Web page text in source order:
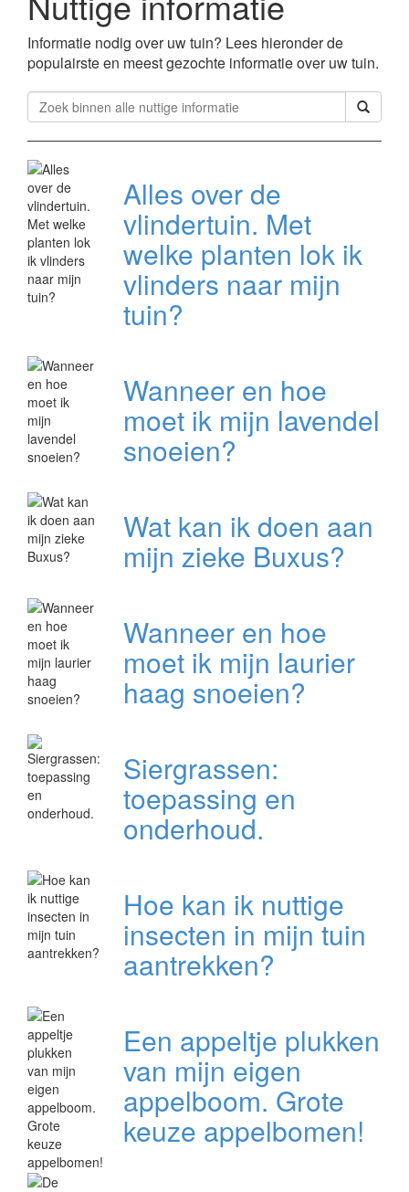
Informatie nodig over uw tuin? Lees hieronder de
populairste en meest gezochte informatie over uw tuin.
Alles over de
vlindertuin. Met
welke planten lok ik
vlinders naar mijn
tuin?
Wanneer en hoe
moet ik mijn lavendel
snoeien?
Wat kan ik doen aan
mijn zieke Buxus?
Wanneer en hoe
moet ik mijn laurier
haag snoeien?
Siergrassen:
toepassing en
onderhoud.
Hoe kan ik nuttige
insecten in mijn tuin
aantrekken?
Een appeltje plukken
van mijn eigen
appelboom. Grote
keuze appelbomen!